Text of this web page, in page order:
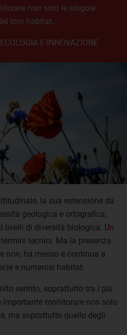
non solo le singole
loro habitat.
ECOLOGIA E INNOVAZIONE
la sua estensione da
geologica e ortografica,
livelli di diversità biologica. Un
termini tecnici. Ma la presenza
non, ha messo e continua a
e numerosi habitat.
sentito, soprattutto tra i più
importante monitorare non solo
ma soprattutto quello degli